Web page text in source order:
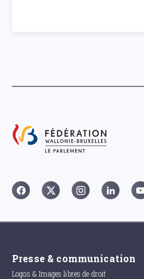
Presse & communication
Logos & Images libres de droit